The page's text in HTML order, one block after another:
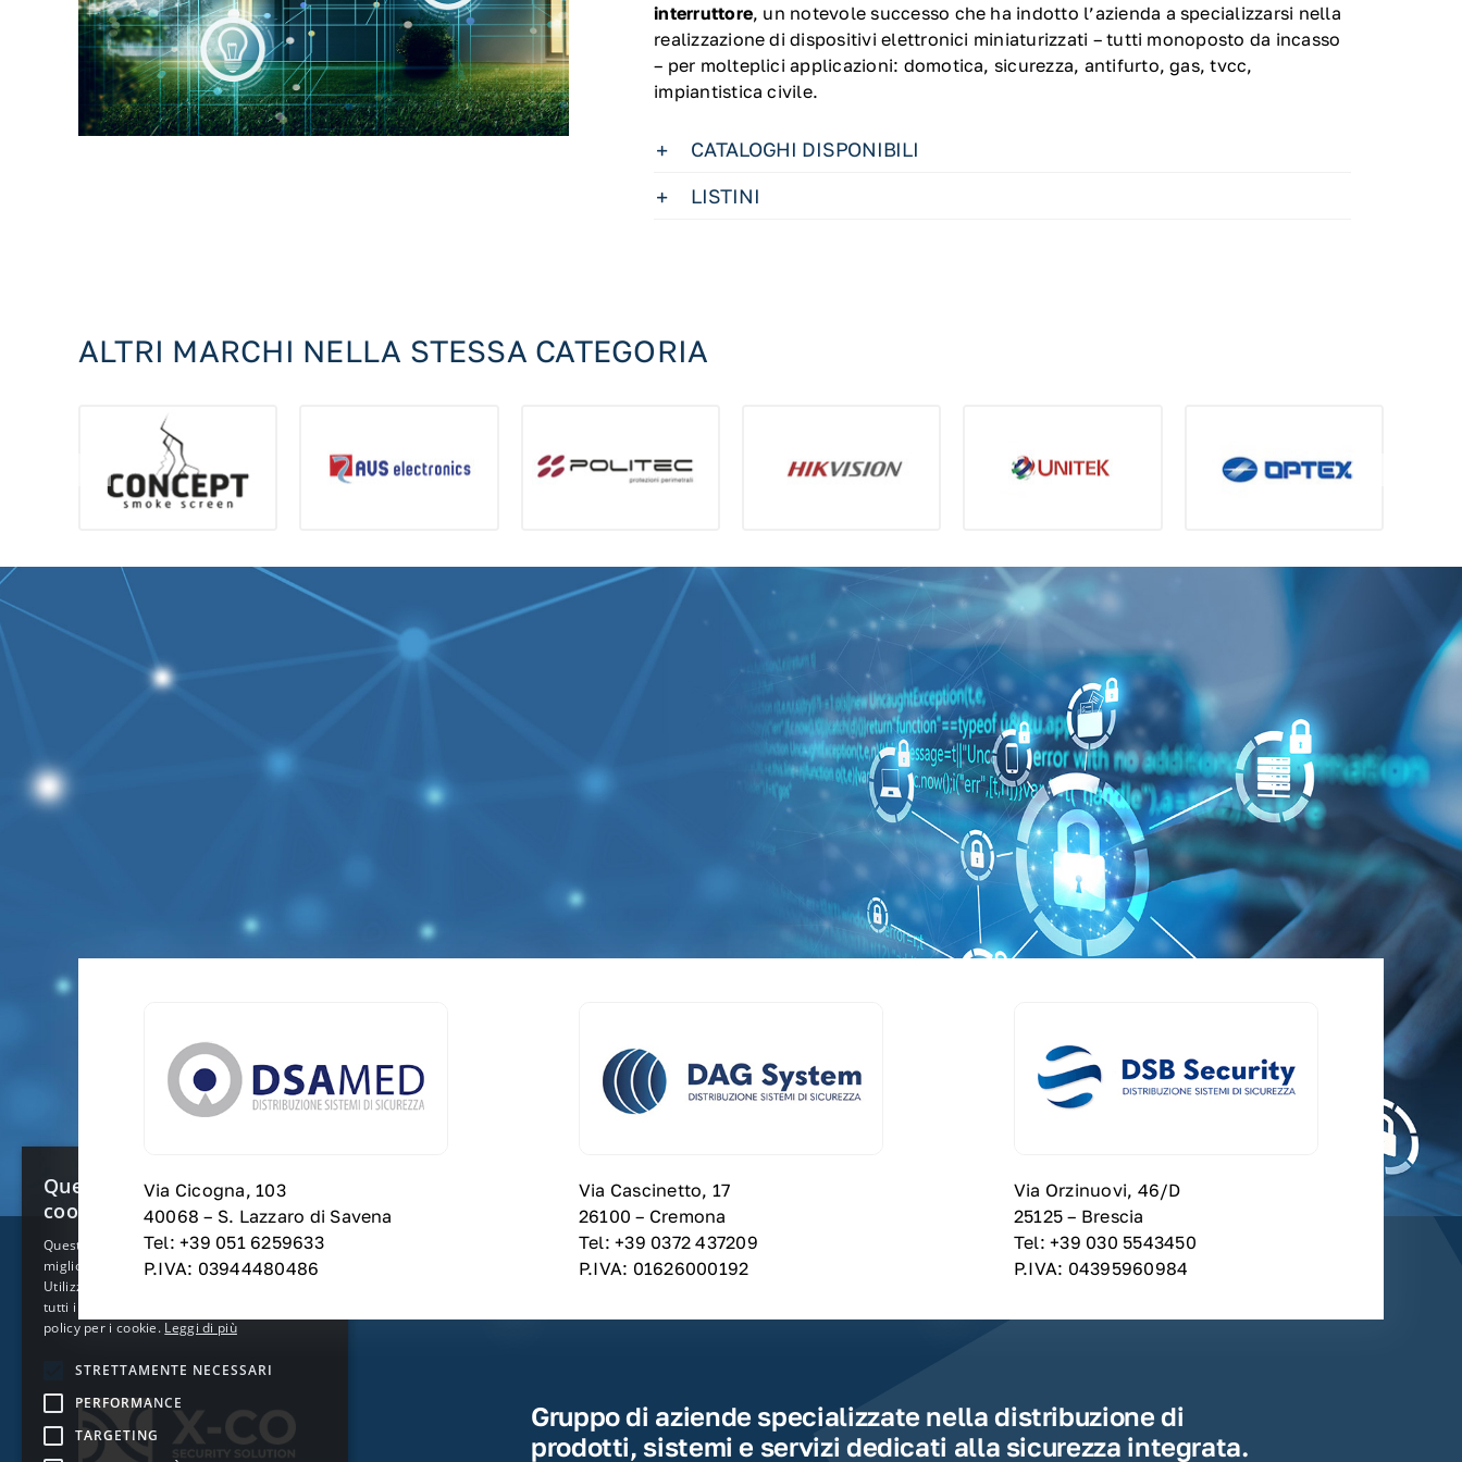
interruttore, un notevole successo che ha indotto l’azienda a specializzarsi nella
realizzazione di dispositivi elettronici miniaturizzati – tutti monoposto da incasso
– per molteplici applicazioni: domotica, sicurezza, antifurto, gas, tvcc,
impiantistica civile.
CATALOGHI DISPONIBILI
LISTINI
ALTRI MARCHI NELLA STESSA CATEGORIA
Via Cicogna, 103
40068 – S. Lazzaro di Savena
Tel: +39 051 6259633
P.IVA: 03944480486
Via Cascinetto, 17
26100 – Cremona
Tel: +39 0372 437209
P.IVA: 01626000192
Via Orzinuovi, 46/D
25125 – Brescia
Tel: +39 030 5543450
P.IVA: 04395960984
Gruppo di aziende specializzate nella distribuzione di
prodotti, sistemi e servizi dedicati alla sicurezza integrata.
Questo sito web utilizza
cookie
Questo sito web utilizza i cookie per
migliorare la tua esperienza di navigazione.
Utilizzando il nostro sito web acconsenti a
tutti i cookie in conformità con la nostra
policy per i cookie. Leggi di più
STRETTAMENTE NECESSARI
PERFORMANCE
TARGETING